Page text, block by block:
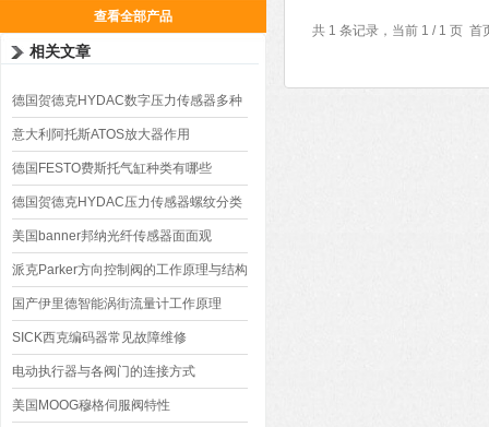
查看全部产品
相关文章
德国贺德克HYDAC数字压力传感器多种
属性特点
意大利阿托斯ATOS放大器作用
德国FESTO费斯托气缸种类有哪些
德国贺德克HYDAC压力传感器螺纹分类
情况
美国banner邦纳光纤传感器面面观
派克Parker方向控制阀的工作原理与结构
国产伊里德智能涡街流量计工作原理
SICK西克编码器常见故障维修
电动执行器与各阀门的连接方式
美国MOOG穆格伺服阀特性
共 1 条记录，当前 1 / 1 页